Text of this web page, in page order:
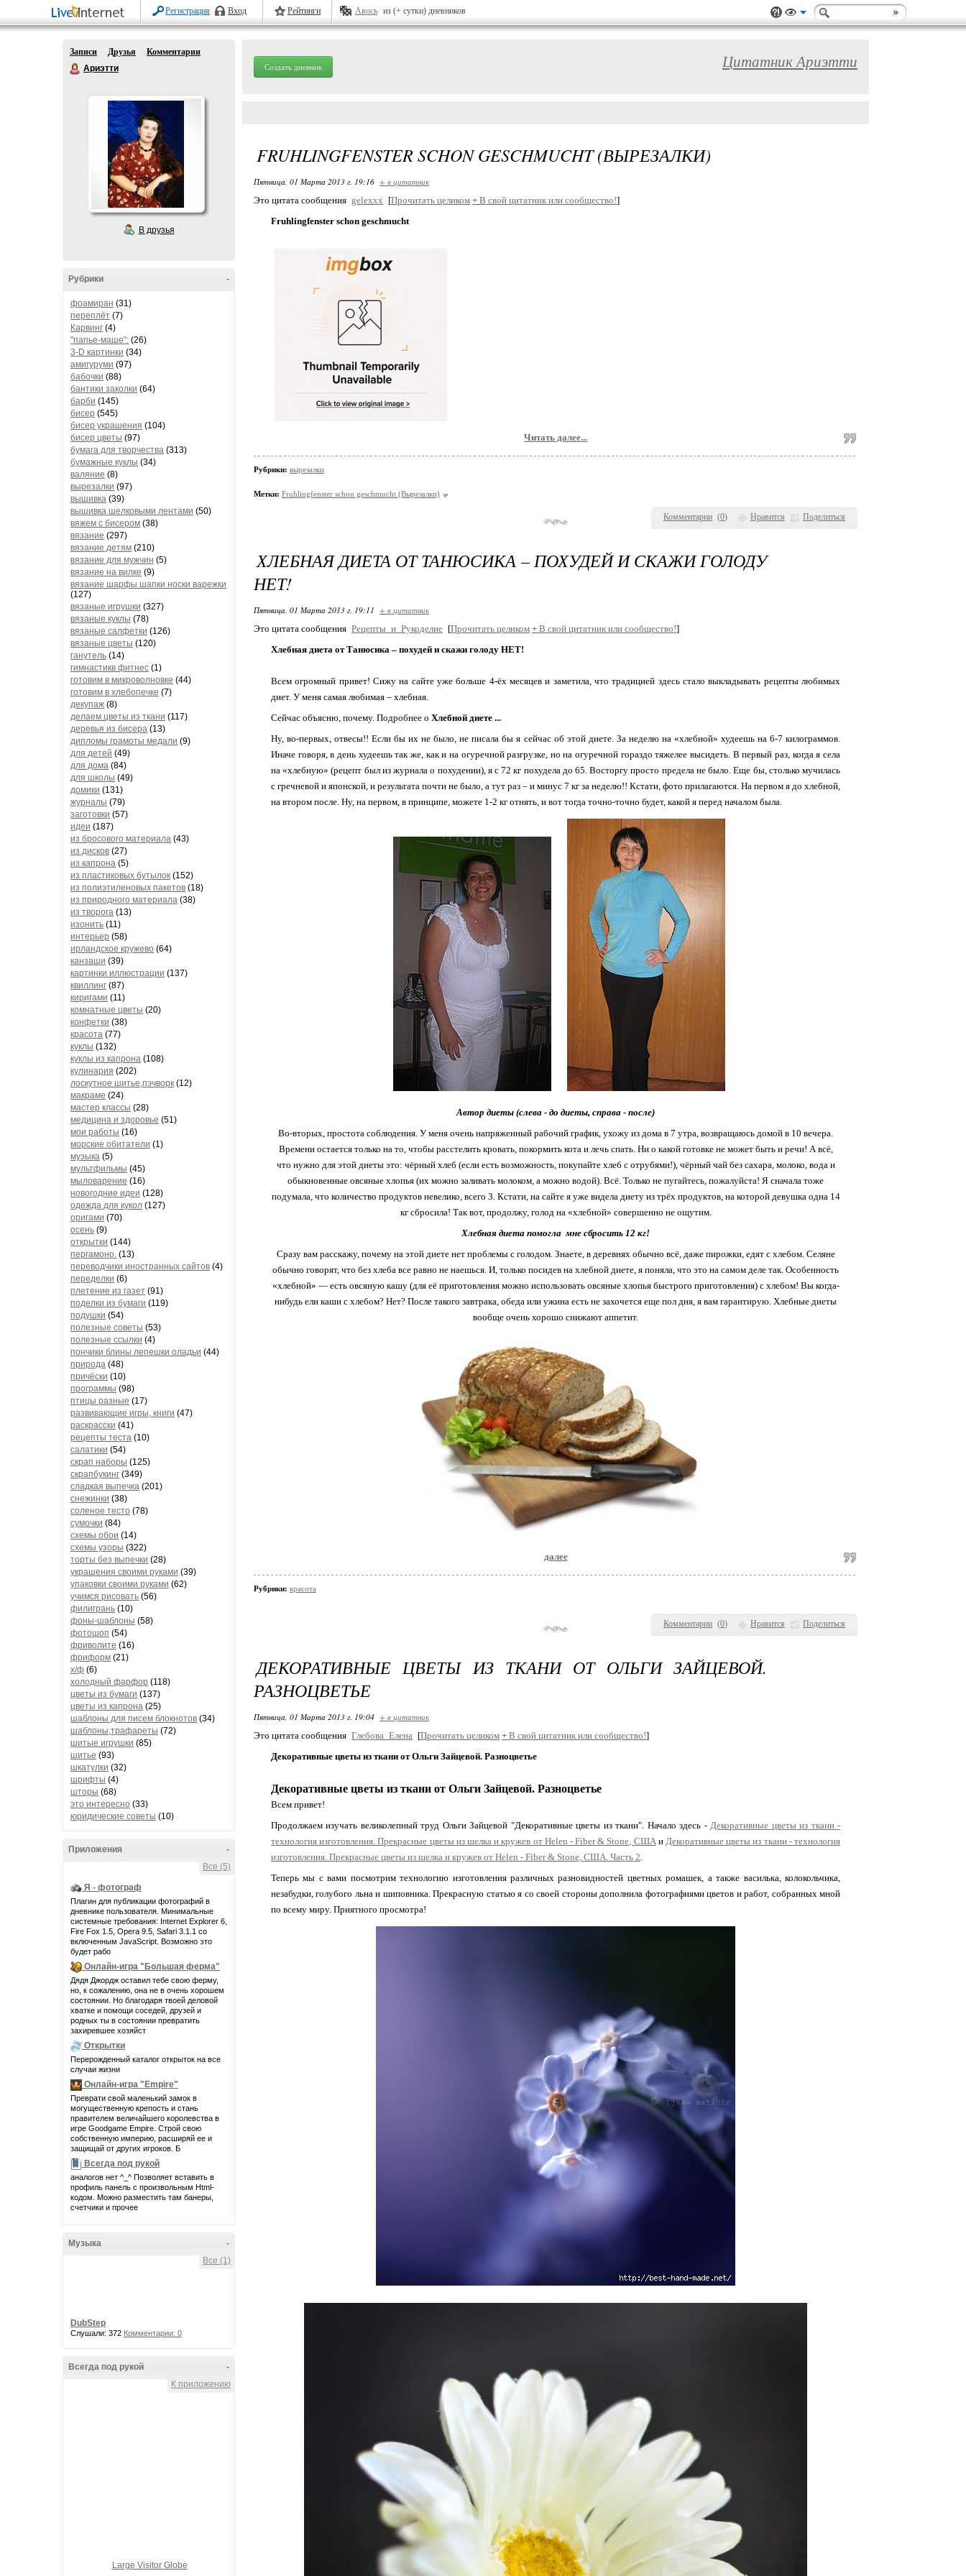
Регистрация Вход Рейтинги Авось из (+ сутки) дневников
Записи Друзья
Комментарии
Ариэтти
В друзья
-
Рубрики
фоамиран (31)
переплёт (7)
Карвинг (4)
"папье-маше": (26)
3-D картинки (34)
амигуруми (97)
бабочки (88)
бантики заколки (64)
барби (145)
бисер (545)
бисер украшения (104)
бисер цветы (97)
бумага для творчества (313)
бумажные куклы (34)
валяние (8)
вырезалки (97)
вышивка (39)
вышивка шелковыми лентами (50)
вяжем с бисером (38)
вязание (297)
вязание детям (210)
вязание для мужчин (5)
вязание на вилке (9)
вязание шарфы шапки носки варежки
(127)
вязаные игрушки (327)
вязаные куклы (78)
вязаные салфетки (126)
вязаные цветы (120)
ганутель (14)
гимнастикв фитнес (1)
готовим в микроволновке (44)
готовим в хлебопечке (7)
декупаж (8)
делаем цветы из ткани (117)
деревья из бисера (13)
дипломы грамоты медали (9)
для детей (49)
для дома (84)
для школы (49)
домики (131)
журналы (79)
заготовки (57)
идеи (187)
из бросового материала (43)
из дисков (27)
из капрона (5)
из пластиковых бутылок (152)
из полиэтиленовых пакетов (18)
из природного материала (38)
из творога (13)
изонить (11)
интерьер (58)
ирландское кружево (64)
канзаши (39)
картинки иллюстрации (137)
квиллинг (87)
киригами (11)
комнатные цветы (20)
конфетки (38)
красота (77)
куклы (132)
куклы из капрона (108)
кулинария (202)
лоскутное шитье,пэчворк (12)
макраме (24)
мастер классы (28)
медицина и здоровье (51)
мои работы (16)
морские обитатели (1)
музыка (5)
мультфильмы (45)
мыловарение (16)
новогодние идеи (128)
одежда для кукол (127)
оригами (70)
осень (9)
открытки (144)
пергамоно. (13)
переводчики иностранных сайтов (4)
переделки (6)
плетение из газет (91)
поделки из бумаги (119)
подушки (54)
полезные советы (53)
полезные ссылки (4)
пончики блины лепешки оладьи (44)
природа (48)
причёски (10)
программы (98)
птицы разные (17)
развивающие игры, книги (47)
раскрасски (41)
рецепты теста (10)
салатики (54)
скрап наборы (125)
скрапбукинг (349)
сладкая выпечка (201)
снежинки (38)
соленое тесто (78)
сумочки (84)
схемы обои (14)
схемы узоры (322)
торты без выпечки (28)
украшения своими руками (39)
упаковки своими руками (62)
учимся рисовать (56)
филигрань (10)
фоны-шаблоны (58)
фотошоп (54)
фриволите (16)
фриформ (21)
х/ф (6)
холодный фарфор (118)
цветы из бумаги (137)
цветы из капрона (25)
шаблоны для писем блокнотов (34)
шаблоны,трафареты (72)
шитые игрушки (85)
шитье (93)
шкатулки (32)
шрифты (4)
шторы (68)
это интересно (33)
юридические советы (10)
-
Приложения
Все (5)
Я - фотограф
Плагин для публикации фотографий в
дневнике пользователя. Минимальные
системные требования: Internet Explorer 6,
Fire Fox 1.5, Opera 9.5, Safari 3.1.1 со
включенным JavaScript. Возможно это
будет рабо
Онлайн-игра "Большая ферма"
Дядя Джордж оставил тебе свою ферму,
но, к сожалению, она не в очень хорошем
состоянии. Но благодаря твоей деловой
хватке и помощи соседей, друзей и
родных ты в состоянии превратить
захиревшее хозяйст
Открытки
Перерожденный каталог открыток на все
случаи жизни
Онлайн-игра "Empire"
Преврати свой маленький замок в
могущественную крепость и стань
правителем величайшего королевства в
игре Goodgame Empire. Строй свою
собственную империю, расширяй ее и
защищай от других игроков. Б
Всегда под рукой
аналогов нет ^_^ Позволяет вставить в
профиль панель с произвольным Html-
кодом. Можно разместить там банеры,
счетчики и прочее
-
Музыка
Все (1)
DubStep
Слушали: 372 Комментарии: 0
-
Всегда под рукой
К приложению
Large Visitor Globe
Создать дневник Цитатник Ариэтти
Комментарии (0) Нравится Поделиться
FRUHLINGFENSTER SCHON GESCHMUCHT (ВЫРЕЗАЛКИ)
Пятница, 01 Марта 2013 г. 19:16 + в цитатник
Это цитата сообщения gelexxx [Прочитать целиком + В свой цитатник или сообщество!]
Fruhlingfenster schon geschmucht
Читать далее...
Рубрики: вырезалки
Метки: Fruhlingfenster schon geschmucht (Вырезалки)
Комментарии (0) Нравится Поделиться
ХЛЕБНАЯ ДИЕТА ОТ ТАНЮСИКА – ПОХУДЕЙ И СКАЖИ ГОЛОДУ
НЕТ!
Пятница, 01 Марта 2013 г. 19:11 + в цитатник
Это цитата сообщения Рецепты_и_Рукоделие [Прочитать целиком + В свой цитатник или сообщество!]
Хлебная диета от Танюсика – похудей и скажи голоду НЕТ!
Всем огромный привет! Сижу на сайте уже больше 4-ёх месяцев и заметила, что традицией здесь стало выкладывать рецепты любимых
диет. У меня самая любимая – хлебная.
Сейчас объясню, почему. Подробнее о Хлебной диете ...
Ну, во-первых, отвесы!! Если бы их не было, не писала бы я сейчас об этой диете. За неделю на «хлебной» худеешь на 6-7 килограммов.
Иначе говоря, в день худеешь так же, как и на огуречной разгрузке, но на огуречной гораздо тяжелее высидеть. В первый раз, когда я села
на «хлебную» (рецепт был из журнала о похудении), я с 72 кг похудела до 65. Восторгу просто предела не было. Еще бы, столько мучилась
с гречневой и японской, и результата почти не было, а тут раз – и минус 7 кг за неделю!! Кстати, фото прилагаются. На первом я до хлебной,
на втором после. Ну, на первом, в принципе, можете 1-2 кг отнять, и вот тогда точно-точно будет, какой я перед началом была.
Автор диеты (слева - до диеты, справа - после)
Во-вторых, простота соблюдения. У меня очень напряженный рабочий график, ухожу из дома в 7 утра, возвращаюсь домой в 10 вечера.
Времени остается только на то, чтобы расстелить кровать, покормить кота и лечь спать. Ни о какой готовке не может быть и речи! А всё,
что нужно для этой диеты это: чёрный хлеб (если есть возможность, покупайте хлеб с отрубями!), чёрный чай без сахара, молоко, вода и
обыкновенные овсяные хлопья (их можно заливать молоком, а можно водой). Всё. Только не пугайтесь, пожалуйста! Я сначала тоже
подумала, что количество продуктов невелико, всего 3. Кстати, на сайте я уже видела диету из трёх продуктов, на которой девушка одна 14
кг сбросила! Так вот, продолжу, голод на «хлебной» совершенно не ощутим.
Хлебная диета помогла мне сбросить 12 кг!
Сразу вам расскажу, почему на этой диете нет проблемы с голодом. Знаете, в деревнях обычно всё, даже пирожки, едят с хлебом. Селяне
обычно говорят, что без хлеба все равно не наешься. И, только посидев на хлебной диете, я поняла, что это на самом деле так. Особенность
«хлебной» — есть овсяную кашу (для её приготовления можно использовать овсяные хлопья быстрого приготовления) с хлебом! Вы когда-
нибудь ели каши с хлебом? Нет? После такого завтрака, обеда или ужина есть не захочется еще пол дня, я вам гарантирую. Хлебные диеты
вообще очень хорошо снижают аппетит.
далее
Рубрики: красота
ДЕКОРАТИВНЫЕ ЦВЕТЫ ИЗ ТКАНИ ОТ ОЛЬГИ ЗАЙЦЕВОЙ.
РАЗНОЦВЕТЬЕ
Пятница, 01 Марта 2013 г. 19:04 + в цитатник
Это цитата сообщения Глебова_Елена [Прочитать целиком + В свой цитатник или сообщество!]
Декоративные цветы из ткани от Ольги Зайцевой. Разноцветье
Декоративные цветы из ткани от Ольги Зайцевой. Разноцветье
Всем привет!
Продолжаем изучать великолепный труд Ольги Зайцевой "Декоративные цветы из ткани". Начало здесь -Декоративные цветы из ткани -
технология изготовления. Прекрасные цветы из шелка и кружев от Helen - Fiber & Stone, СШАиДекоративные цветы из ткани - технология
изготовления. Прекрасные цветы из шелка и кружев от Helen - Fiber & Stone, США. Часть 2.
Теперь мы с вами посмотрим технологию изготовления различных разновидностей цветных ромашек, а также василька, колокольчика,
незабудки, голубого льна и шиповника. Прекрасную статью я со своей стороны дополнила фотографиями цветов и работ, собранных мной
по всему миру. Приятного просмотра!